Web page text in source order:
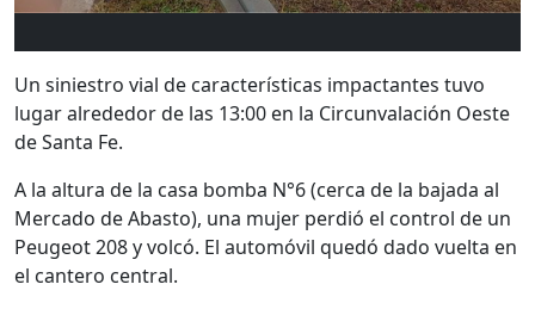
Un siniestro vial de características impactantes tuvo
lugar alrededor de las 13:00 en la Circunvalación Oeste
de Santa Fe.
A la altura de la casa bomba N°6 (cerca de la bajada al
Mercado de Abasto), una mujer perdió el control de un
Peugeot 208 y volcó. El automóvil quedó dado vuelta en
el cantero central.